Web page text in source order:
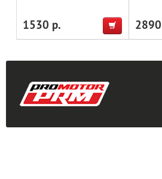
1530 р.